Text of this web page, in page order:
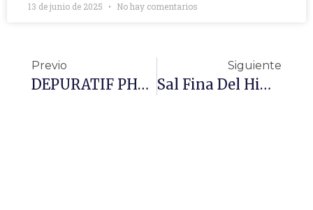
13 de junio de 2025 No hay comentarios
Previo
DEPURATIF PHYTO32 JARABE Y DEPURATIF PHYTO 60 CÁPSULAS
Siguiente
Sal Fina Del Himalaya MedSalt